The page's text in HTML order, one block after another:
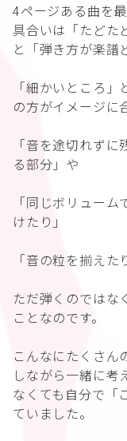
4ページある曲を
具合いは「たどた
と「弾き方が楽譜
「細かいところ
の方がイメージに
「音を途切れず
る部分」や
「同じボリュー
けたり」
「音の粒を揃え
ただ弾くのではな
ことなのです。
こんなにたくさん
しながら一緒に考
なくても自分で「
ていました。